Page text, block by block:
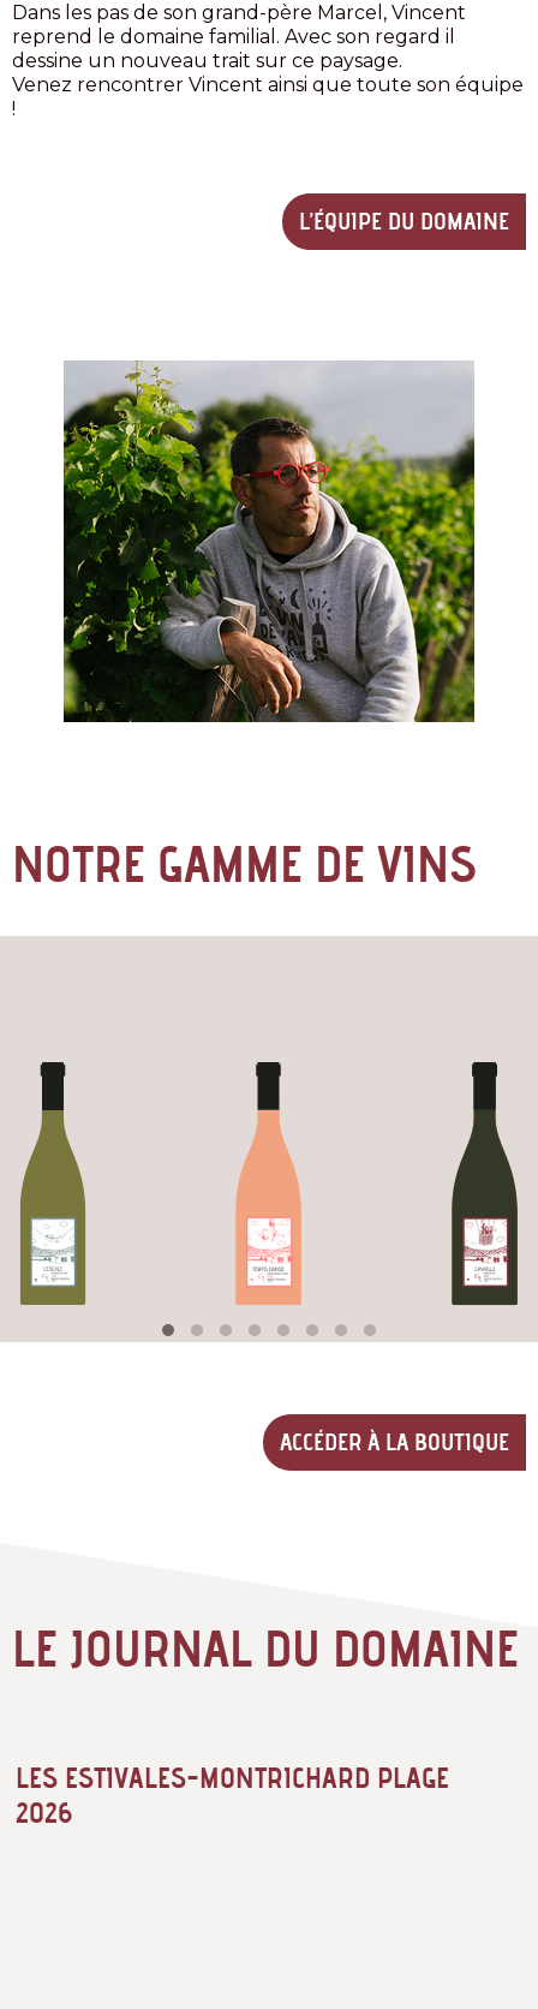
Dans les pas de son grand-père Marcel, Vincent
reprend le domaine familial. Avec son regard il
dessine un nouveau trait sur ce paysage.
Venez rencontrer Vincent ainsi que toute son équipe
!
L’ÉQUIPE DU DOMAINE
NOTRE GAMME DE VINS
ACCÉDER À LA BOUTIQUE
LE JOURNAL DU DOMAINE
LES ESTIVALES-MONTRICHARD PLAGE
2026